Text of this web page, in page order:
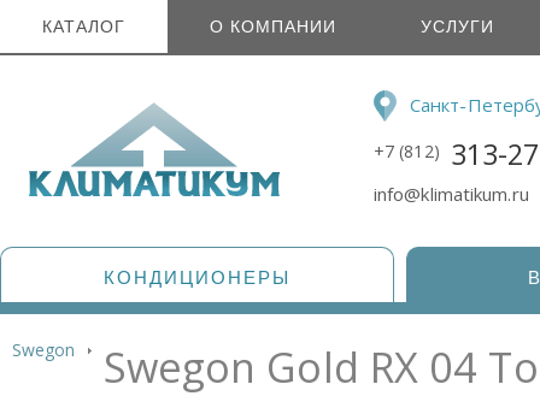
КАТАЛОГ О КОМПАНИИ УСЛУГИ
Санкт-
+7 (812) 313-
info@klimatikum.ru
КОНДИЦИОНЕРЫ
Swegon Swegon Gold RX 04